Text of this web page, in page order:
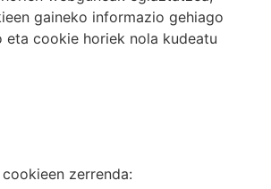
gaineko informazio gehiago
eta cookie horiek nola kudeatu
zerrenda: